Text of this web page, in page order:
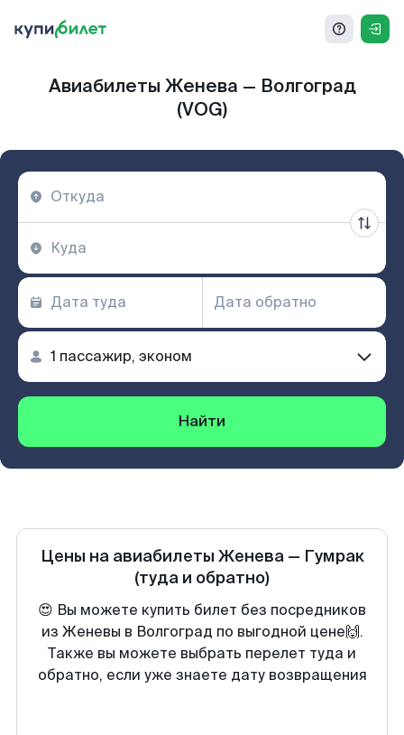
Авиабилеты Женева — Волгоград
(VOG)
Найти
Цены на авиабилеты Женева— Гумрак
(туда и обратно)
😍 Вы можете купить билет без посредников
из Женевы в Волгоград по выгодной цене🙌.
Также вы можете выбрать перелет туда и
обратно, если уже знаете дату возвращения